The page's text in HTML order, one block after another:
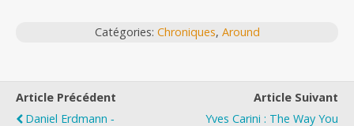
Catégories: Chroniques, Around
Article Précédent
Daniel Erdmann ‐
Article Suivant
Yves Carini : The Way You